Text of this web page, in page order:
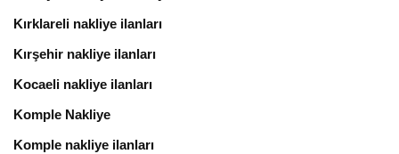
Kırklareli nakliye ilanları
Kırşehir nakliye ilanları
Kocaeli nakliye ilanları
Komple Nakliye
Komple nakliye ilanları